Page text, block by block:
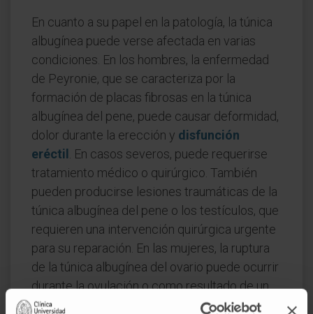
En cuanto a su papel en la patología, la túnica
albugínea puede verse afectada en varias
condiciones. En los hombres, la enfermedad
de Peyronie, que se caracteriza por la
formación de placas fibrosas en la túnica
albugínea del pene, puede causar deformidad,
dolor durante la erección y disfunción
eréctil
. En casos severos, puede requerirse
tratamiento médico o quirúrgico. También
pueden producirse lesiones traumáticas de la
túnica albugínea del pene o los testículos, que
requieren una intervención quirúrgica urgente
para su reparación. En las mujeres, la ruptura
de la túnica albugínea del ovario puede ocurrir
durante la ovulación o como resultado de un
quiste ovárico o un trauma, lo que puede